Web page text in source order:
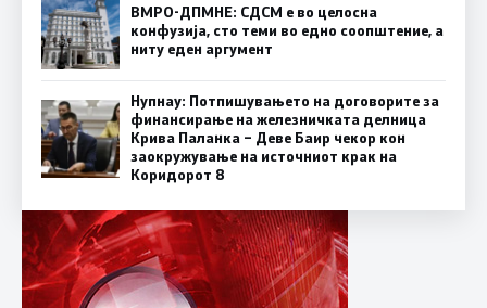
ВМРО-ДПМНЕ: СДСМ е во целосна
конфузија, сто теми во едно соопштение, а
ниту еден аргумент
Нупнау: Потпишувањето на договорите за
финансирање на железничката делница
Крива Паланка – Деве Баир чекор кон
заокружување на источниот крак на
Коридорот 8